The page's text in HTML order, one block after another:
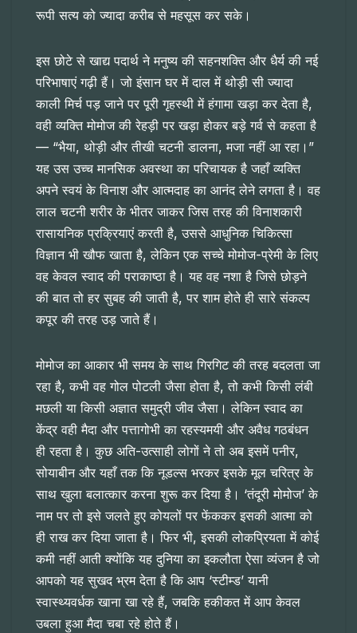
रूपी सत्य को ज्यादा करीब से महसूस कर सके।
इस छोटे से खाद्य पदार्थ ने मनुष्य की सहनशक्ति और धैर्य की नई
परिभाषाएं गढ़ी हैं। जो इंसान घर में दाल में थोड़ी सी ज्यादा
काली मिर्च पड़ जाने पर पूरी गृहस्थी में हंगामा खड़ा कर देता है,
वही व्यक्ति मोमोज की रेहड़ी पर खड़ा होकर बड़े गर्व से कहता है
— “भैया, थोड़ी और तीखी चटनी डालना, मजा नहीं आ रहा।”
यह उस उच्च मानसिक अवस्था का परिचायक है जहाँ व्यक्ति
अपने स्वयं के विनाश और आत्मदाह का आनंद लेने लगता है। वह
लाल चटनी शरीर के भीतर जाकर जिस तरह की विनाशकारी
रासायनिक प्रक्रियाएं करती है, उससे आधुनिक चिकित्सा
विज्ञान भी खौफ खाता है, लेकिन एक सच्चे मोमोज-प्रेमी के लिए
वह केवल स्वाद की पराकाष्ठा है। यह वह नशा है जिसे छोड़ने
की बात तो हर सुबह की जाती है, पर शाम होते ही सारे संकल्प
कपूर की तरह उड़ जाते हैं।
मोमोज का आकार भी समय के साथ गिरगिट की तरह बदलता जा
रहा है, कभी वह गोल पोटली जैसा होता है, तो कभी किसी लंबी
मछली या किसी अज्ञात समुद्री जीव जैसा। लेकिन स्वाद का
केंद्र वही मैदा और पत्तागोभी का रहस्यमयी और अवैध गठबंधन
ही रहता है। कुछ अति-उत्साही लोगों ने तो अब इसमें पनीर,
सोयाबीन और यहाँ तक कि नूडल्स भरकर इसके मूल चरित्र के
साथ खुला बलात्कार करना शुरू कर दिया है। ‘तंदूरी मोमोज’ के
नाम पर तो इसे जलते हुए कोयलों पर फेंककर इसकी आत्मा को
ही राख कर दिया जाता है। फिर भी, इसकी लोकप्रियता में कोई
कमी नहीं आती क्योंकि यह दुनिया का इकलौता ऐसा व्यंजन है जो
आपको यह सुखद भ्रम देता है कि आप ‘स्टीम्ड’ यानी
स्वास्थ्यवर्धक खाना खा रहे हैं, जबकि हकीकत में आप केवल
उबला हुआ मैदा चबा रहे होते हैं।